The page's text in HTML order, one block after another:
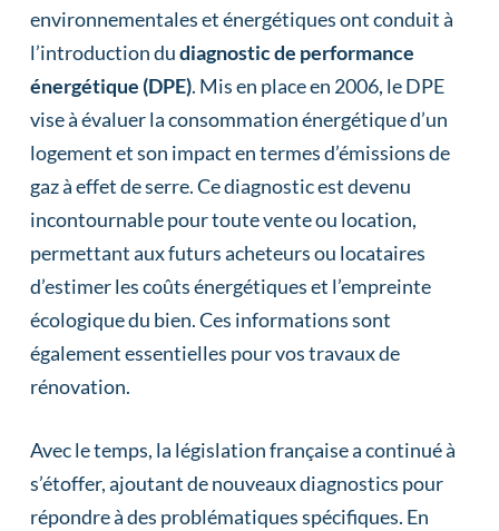
environnementales et énergétiques ont conduit à
l’introduction dudiagnostic de performance
énergétique (DPE). Mis en place en 2006, le DPE
vise à évaluer la consommation énergétique d’un
logement et son impact en termes d’émissions de
gaz à effet de serre. Ce diagnostic est devenu
incontournable pour toute vente ou location,
permettant aux futurs acheteurs ou locataires
d’estimer les coûts énergétiques et l’empreinte
écologique du bien. Ces informations sont
également essentielles pour vos travaux de
rénovation.
Avec le temps, la législation française a continué à
s’étoffer, ajoutant de nouveaux diagnostics pour
répondre à des problématiques spécifiques. En